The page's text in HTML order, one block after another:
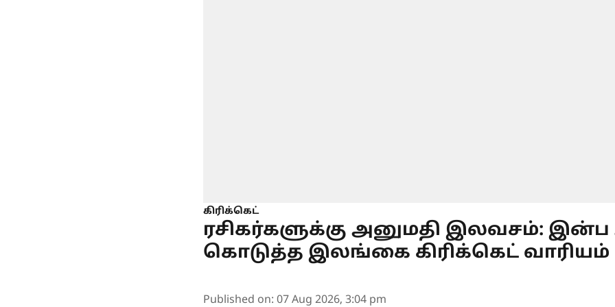
கிரிக்கெட்
ரசிகர்களுக்கு அனுமதி இலவசம்: இன்ப
கொடுத்த இலங்கை கிரிக்கெட் வாரியம்
Published on: 07 Aug 2026, 3:04 pm